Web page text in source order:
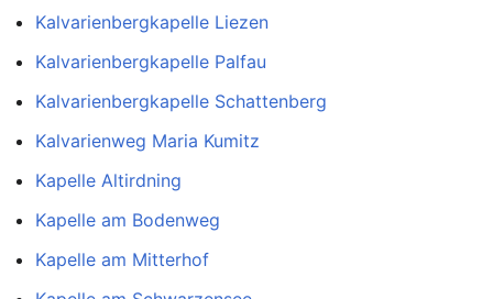
Kalvarienbergkapelle Liezen
Kalvarienbergkapelle Palfau
Kalvarienbergkapelle Schattenberg
Kalvarienweg Maria Kumitz
Kapelle Altirdning
Kapelle am Bodenweg
Kapelle am Mitterhof